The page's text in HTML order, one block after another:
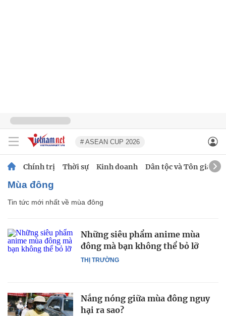
# ASEAN CUP 2026
Chính trị Thời sự Kinh doanh Dân tộc và Tôn giáo
mùa đông
Tin tức mới nhất về mùa đông
THỊ TRƯỜNG
Những siêu phẩm anime mùa
đông mà bạn không thể bỏ lỡ
Nắng nóng giữa mùa đông nguy
hại ra sao?